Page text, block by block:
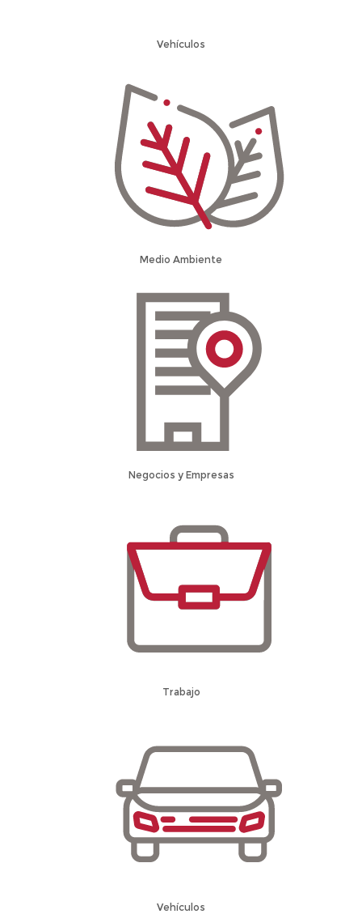
Vehículos
Medio Ambiente
Negocios y Empresas
Trabajo
Vehículos